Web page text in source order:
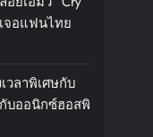
จอแฟนไทย
วลาพิเศษกับ
บออนิกซ์ฮอสพิ